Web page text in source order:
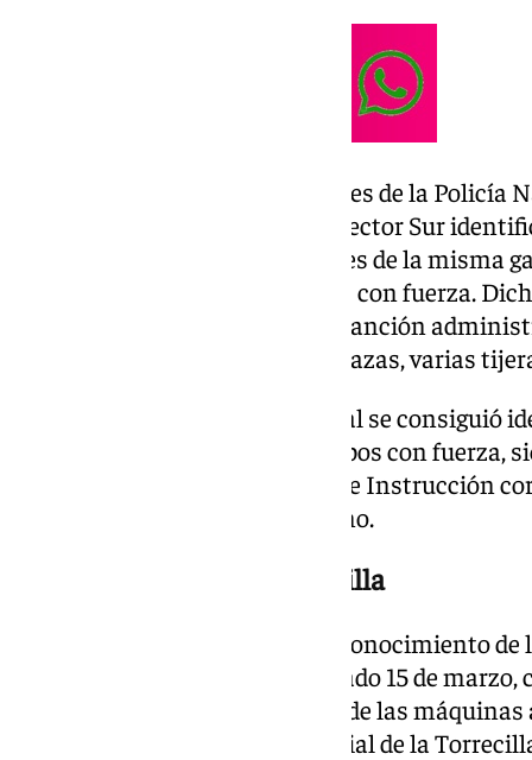
Días más tarde, mientras agentes de la Policía
prestando sus servicios por el Sector Sur
madrugada en las inmediaciones de la misma
útiles aptos para efectuar robos con fuerza.
además de ser propuesto para sanción
peligrosos, entre ellos, unas tenazas, varias
A raíz de la investigación policial se consiguió
presuntos autores de ambos robos con fuerza,
puestos a disposición del juez de Instrucción
fuerza de 19 bombonas de butano.
Intento de robo en la Torrecilla
Otro de los hechos puestos en conocimiento
torno a las 04,00 horas del pasado 15 de
sustraer la recaudación de una de las
gasolinera del Polígono Industrial de la